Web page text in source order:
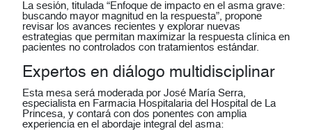
La sesión, titulada “Enfoque de impacto en el asma grave:
buscando mayor magnitud en la respuesta”, propone
revisar los avances recientes y explorar nuevas
estrategias que permitan maximizar la respuesta clínica en
pacientes no controlados con tratamientos estándar.
Expertos en diálogo multidisciplinar
Esta mesa será moderada por José María Serra,
especialista en Farmacia Hospitalaria del Hospital de La
Princesa, y contará con dos ponentes con amplia
experiencia en el abordaje integral del asma: